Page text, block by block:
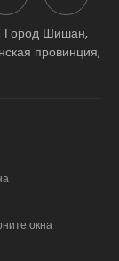
Город Шишан,
провинция,
окна